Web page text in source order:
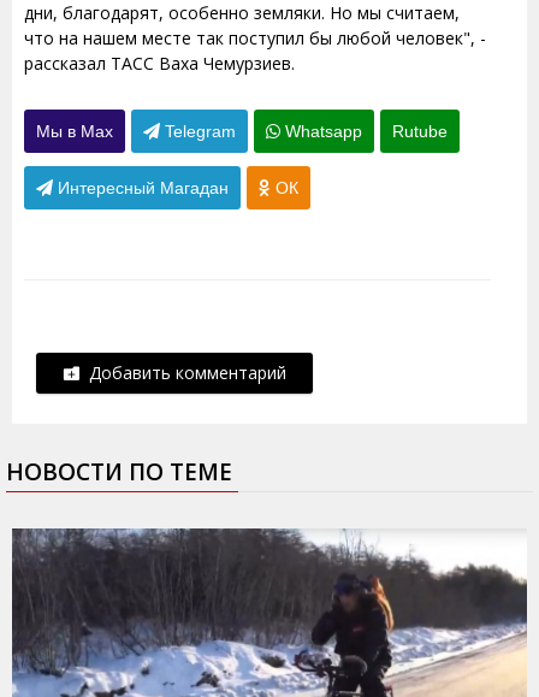
дни, благодарят, особенно земляки. Но мы считаем,
что на нашем месте так поступил бы любой человек", -
рассказал ТАСС Ваха Чемурзиев.
Мы в Max Telegram Whatsapp Rutube
Интересный Магадан ОК
Добавить комментарий
НОВОСТИ ПО ТЕМЕ